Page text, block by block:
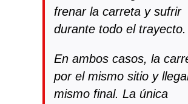
frenar la carreta y sufrir
durante todo el trayecto.
En ambos casos, la
por el mismo sitio y
mismo final. La única